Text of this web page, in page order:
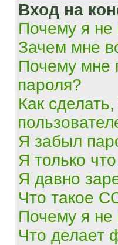
Вход на
Почему я не
Зачем мне
Почему мне
пароля?
Как
Я забыл
Я только
Я давно
Что такое
Почему я не
Что делает